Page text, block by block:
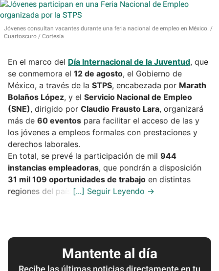
Jóvenes consultan vacantes durante una feria nacional de empleo en México.
Cuartoscuro / Cortesía
En el marco del Día Internacional de la Juventud, que
se conmemora el 12 de agosto, el Gobierno de
México, a través de la STPS, encabezada por Marath
Bolaños López, y el Servicio Nacional de Empleo
(SNE), dirigido por Claudio Frausto Lara, organizará
más de 60 eventos para facilitar el acceso de las y
los jóvenes a empleos formales con prestaciones y
derechos laborales.
En total, se prevé la participación de mil 944
instancias empleadoras, que pondrán a disposición
31 mil 109 oportunidades de trabajo en distintas
regiones del país.
Mantente al día
Recibe las últimas noticias directamente en tu